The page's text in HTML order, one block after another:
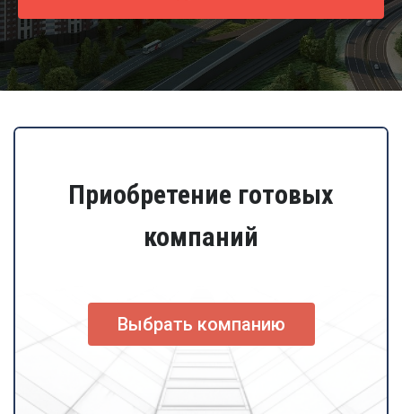
Приобретение готовых
компаний
Выбрать компанию